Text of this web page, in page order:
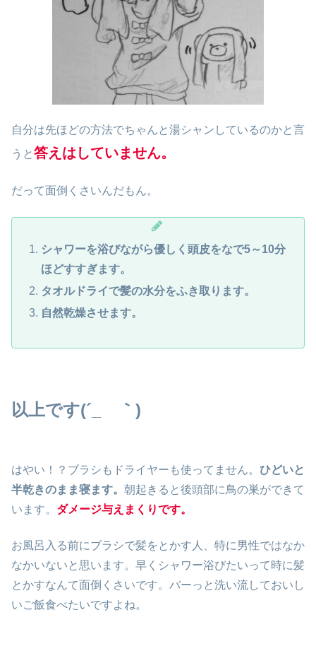
自分は先ほどの方法でちゃんと湯シャンしているのかと言
うと答えはしていません。
だって面倒くさいんだもん。
シャワーを浴びながら優しく頭皮をなで5～10分
ほどすすぎます。
タオルドライで髪の水分をふき取ります。
自然乾燥させます。
以上です(´_ゝ｀)
はやい！？ブラシもドライヤーも使ってません。 ひどいと
半乾きのまま寝ます。 朝起きると後頭部に鳥の巣ができて
います。 ダメージ与えまくりです。
お風呂入る前にブラシで髪をとかす人、特に男性ではなか
なかいないと思います。早くシャワー浴びたいって時に髪
とかすなんて面倒くさいです。バーっと洗い流しておいし
いご飯食べたいですよね。